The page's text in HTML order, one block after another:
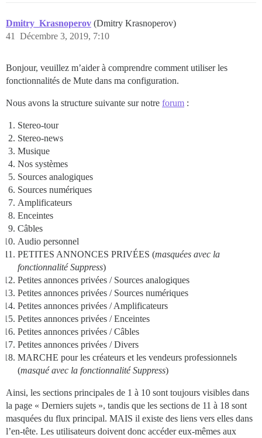
Dmitry_Krasnoperov (Dmitry Krasnoperov)
Décembre 3, 2019, 7:10
41
Bonjour, veuillez m’aider à comprendre comment utiliser les
fonctionnalités de Mute dans ma configuration.
Nous avons la structure suivante sur notre forum :
Stereo-tour
Stereo-news
Musique
Nos systèmes
Sources analogiques
Sources numériques
Amplificateurs
Enceintes
Câbles
Audio personnel
PETITES ANNONCES PRIVÉES (masquées avec la
fonctionnalité Suppress)
Petites annonces privées / Sources analogiques
Petites annonces privées / Sources numériques
Petites annonces privées / Amplificateurs
Petites annonces privées / Enceintes
Petites annonces privées / Câbles
Petites annonces privées / Divers
MARCHE pour les créateurs et les vendeurs professionnels
(masqué avec la fonctionnalité Suppress)
Ainsi, les sections principales de 1 à 10 sont toujours visibles dans
la page « Derniers sujets », tandis que les sections de 11 à 18 sont
masquées du flux principal. MAIS il existe des liens vers elles dans
l’en-tête. Les utilisateurs doivent donc accéder eux-mêmes aux